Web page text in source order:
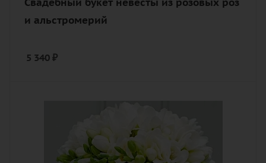
и альстромерий
5 340 ₽
белый, кремовый, нежный